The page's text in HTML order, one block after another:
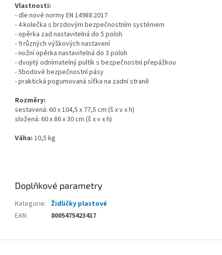
Vlastnosti:
- dle nové normy EN 14988:2017
- 4 kolečka s brzdovým bezpečnostním systémem
- opěrka zad nastavitelná do 5 poloh
- 9 různých výškových nastavení
- nožní opěrka nastavitelná do 3 poloh
- dvojitý odnímatelný pultík s bezpečnostní přepážkou
- 5bodové bezpečnostní pásy
- praktická pogumovaná síťka na zadní straně
Rozměry:
sestavená: 60 x 104,5 x 77,5 cm (š x v x h)
složená: 60 x 86 x 30 cm (š x v x h)
Váha: 10,5 kg
Doplňkové parametry
Kategorie: Židličky plastové
EAN: 8005475423417